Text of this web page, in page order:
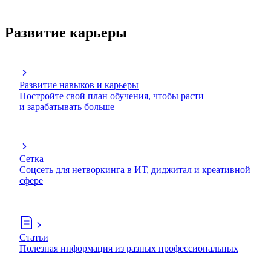
Развитие карьеры
Развитие навыков и карьеры
Постройте свой план обучения, чтобы расти
и зарабатывать больше
Сетка
Соцсеть для нетворкинга в ИТ, диджитал и креативной
сфере
Статьи
Полезная информация из разных профессиональных